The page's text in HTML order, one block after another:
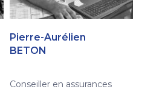
Pierre-Aurélien
BETON
Conseiller en assurances